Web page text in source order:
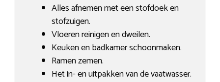
Alles afnemen met een stofdoek en
stofzuigen.
Vloeren reinigen en dweilen.
Keuken en badkamer schoonmaken.
Ramen zemen.
Het in- en uitpakken van de vaatwasser.